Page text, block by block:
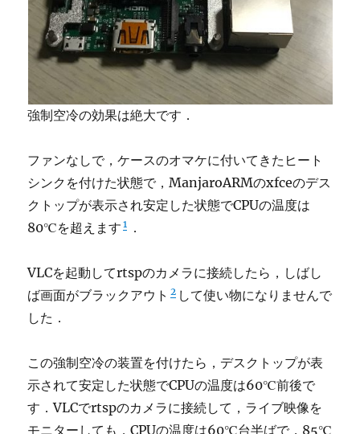
強制空冷の効果は絶大です．
ファンなしで，ケースのオマケに付いてきたヒート
シンクを付けた状態で，ManjaroARMのxfceのデス
クトップが表示され安定した状態でCPUの温度は
80℃を超えます 1 ．
VLCを起動してrtspのカメラに接続したら，しばし
ば画面がブラックアウト 2 して使い物になりませんで
した．
この強制空冷の装置を付けたら，デスクトップが表
示されて安定した状態でCPUの温度は60℃前後で
す．VLCでrtspのカメラに接続して，ライブ映像を
モニターしても，CPUの温度は60℃台半ばで，85℃